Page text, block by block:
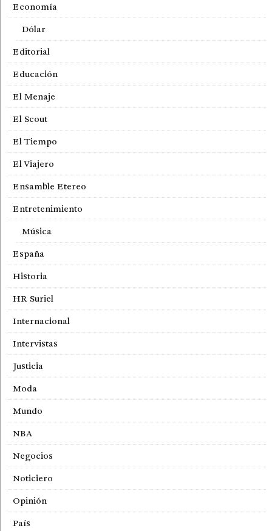
Economía
Dólar
Editorial
Educación
El Menaje
El Scout
El Tiempo
El Viajero
Ensamble Etereo
Entretenimiento
Música
España
Historia
HR Suriel
Internacional
Intervistas
Justicia
Moda
Mundo
NBA
Negocios
Noticiero
Opinión
País